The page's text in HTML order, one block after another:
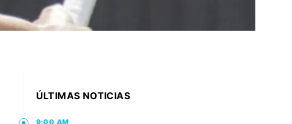
ÚLTIMAS NOTICIAS
9:00 AM